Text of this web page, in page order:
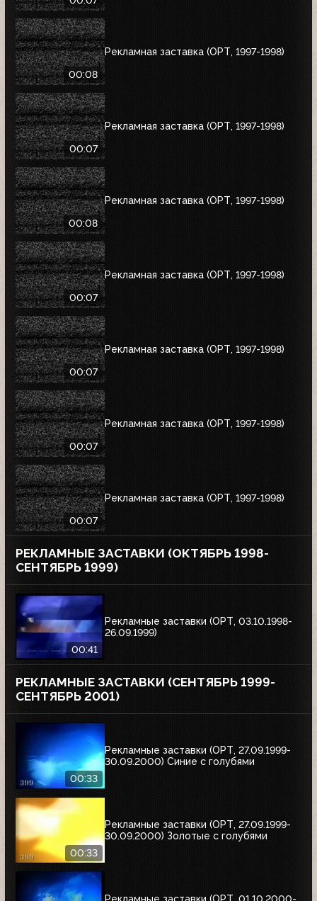
00:08
Рекламная заставка (ОРТ, 1997-1998)
00:07
Рекламная заставка (ОРТ, 1997-1998)
00:08
Рекламная заставка (ОРТ, 1997-1998)
00:07
Рекламная заставка (ОРТ, 1997-1998)
00:07
Рекламная заставка (ОРТ, 1997-1998)
00:07
Рекламная заставка (ОРТ, 1997-1998)
00:07
Рекламная заставка (ОРТ, 1997-1998)
РЕКЛАМНЫЕ ЗАСТАВКИ (ОКТЯБРЬ 1998-
СЕНТЯБРЬ 1999)
00:41
Рекламные заставки (ОРТ, 03.10.1998-
26.09.1999)
РЕКЛАМНЫЕ ЗАСТАВКИ (СЕНТЯБРЬ 1999-
СЕНТЯБРЬ 2001)
00:33
Рекламные заставки (ОРТ, 27.09.1999-
30.09.2000) Синие с голубями
00:33
Рекламные заставки (ОРТ, 27.09.1999-
30.09.2000) Золотые с голубями